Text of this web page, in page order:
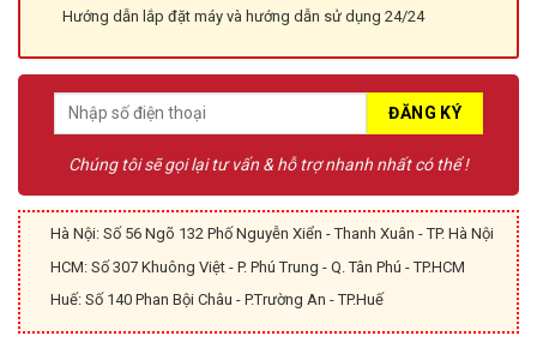
Hướng dẫn lắp đặt máy và hướng dẫn sử dụng 24/24
Chúng tôi sẽ gọi lại tư vấn & hỗ trợ nhanh nhất có thể !
Hà Nội: Số 56 Ngõ 132 Phố Nguyễn Xiển - Thanh Xuân - TP. Hà Nội
HCM: Số 307 Khuông Việt - P. Phú Trung - Q. Tân Phú - TP.HCM
Huế: Số 140 Phan Bội Châu - P.Trường An - TP.Huế